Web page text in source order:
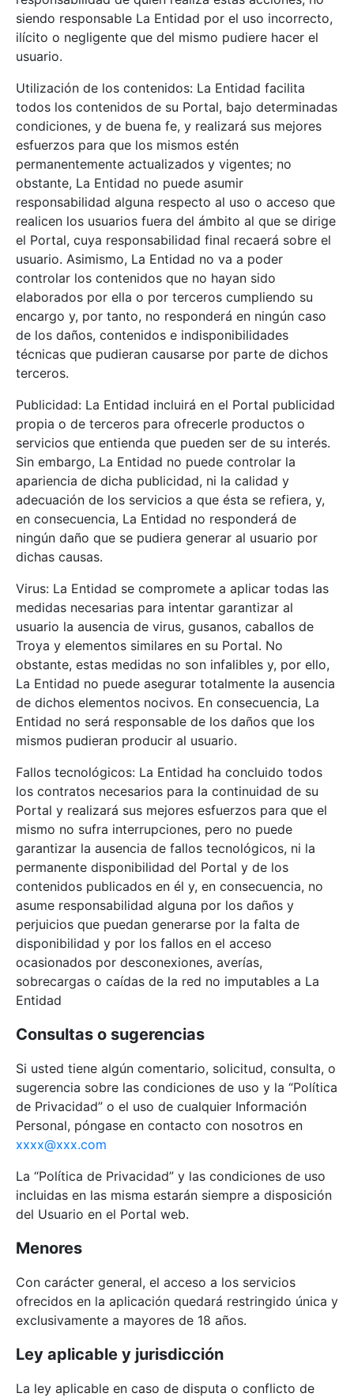
siendo responsable La Entidad por el uso incorrecto,
ilícito o negligente que del mismo pudiere hacer el
usuario.
Utilización de los contenidos: La Entidad facilita
todos los contenidos de su Portal, bajo determinadas
condiciones, y de buena fe, y realizará sus mejores
esfuerzos para que los mismos estén
permanentemente actualizados y vigentes; no
obstante, La Entidad no puede asumir
responsabilidad alguna respecto al uso o acceso que
realicen los usuarios fuera del ámbito al que se dirige
el Portal, cuya responsabilidad final recaerá sobre el
usuario. Asimismo, La Entidad no va a poder
controlar los contenidos que no hayan sido
elaborados por ella o por terceros cumpliendo su
encargo y, por tanto, no responderá en ningún caso
de los daños, contenidos e indisponibilidades
técnicas que pudieran causarse por parte de dichos
terceros.
Publicidad: La Entidad incluirá en el Portal publicidad
propia o de terceros para ofrecerle productos o
servicios que entienda que pueden ser de su interés.
Sin embargo, La Entidad no puede controlar la
apariencia de dicha publicidad, ni la calidad y
adecuación de los servicios a que ésta se refiera, y,
en consecuencia, La Entidad no responderá de
ningún daño que se pudiera generar al usuario por
dichas causas.
Virus: La Entidad se compromete a aplicar todas las
medidas necesarias para intentar garantizar al
usuario la ausencia de virus, gusanos, caballos de
Troya y elementos similares en su Portal. No
obstante, estas medidas no son infalibles y, por ello,
La Entidad no puede asegurar totalmente la ausencia
de dichos elementos nocivos. En consecuencia, La
Entidad no será responsable de los daños que los
mismos pudieran producir al usuario.
Fallos tecnológicos: La Entidad ha concluido todos
los contratos necesarios para la continuidad de su
Portal y realizará sus mejores esfuerzos para que el
mismo no sufra interrupciones, pero no puede
garantizar la ausencia de fallos tecnológicos, ni la
permanente disponibilidad del Portal y de los
contenidos publicados en él y, en consecuencia, no
asume responsabilidad alguna por los daños y
perjuicios que puedan generarse por la falta de
disponibilidad y por los fallos en el acceso
ocasionados por desconexiones, averías,
sobrecargas o caídas de la red no imputables a La
Entidad
Consultas o sugerencias
Si usted tiene algún comentario, solicitud, consulta, o
sugerencia sobre las condiciones de uso y la “Política
de Privacidad” o el uso de cualquier Información
Personal, póngase en contacto con nosotros en
xxxx@xxx.com
La “Política de Privacidad” y las condiciones de uso
incluidas en las misma estarán siempre a disposición
del Usuario en el Portal web.
Menores
Con carácter general, el acceso a los servicios
ofrecidos en la aplicación quedará restringido única y
exclusivamente a mayores de 18 años.
Ley aplicable y jurisdicción
La ley aplicable en caso de disputa o conflicto de